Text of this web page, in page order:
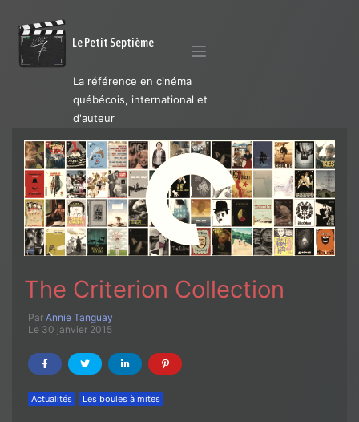
Le Petit Septième
La référence en cinéma
québécois, international et
d'auteur
The Criterion Collection
Par Annie Tanguay
Le 30 janvier 2015
Actualités Les boules à mites